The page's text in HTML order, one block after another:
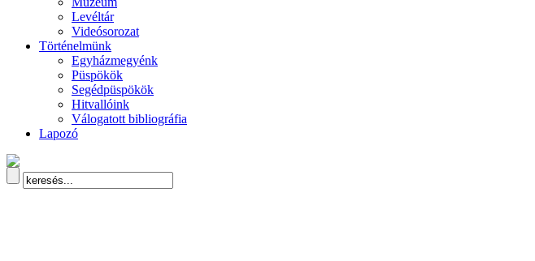
Levéltár
Videósorozat
Történelmünk
Egyházmegyénk
Püspökök
Segédpüspökök
Hitvallóink
Válogatott bibliográfia
Lapozó